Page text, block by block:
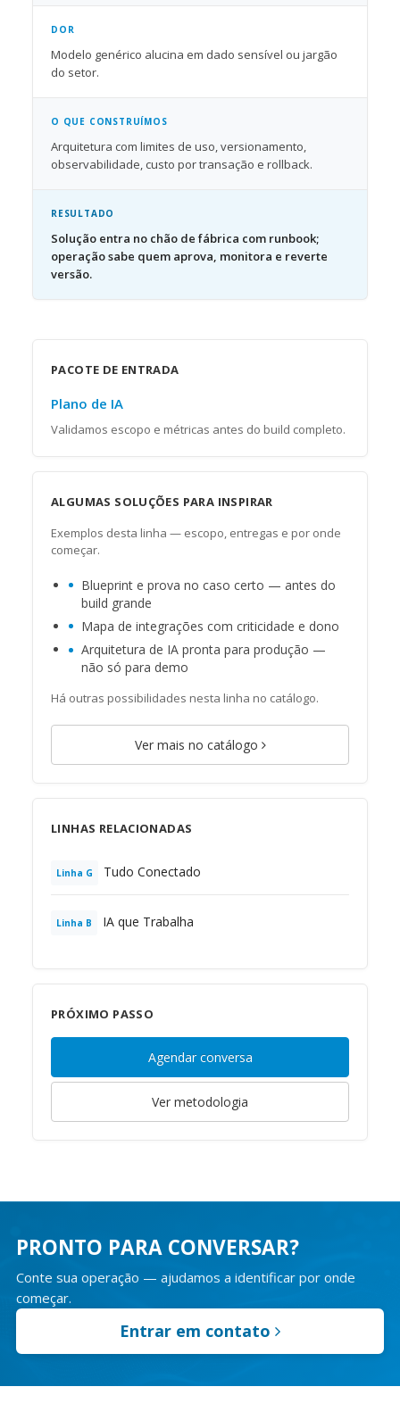
DOR
Modelo genérico alucina em dado sensível ou jargão
do setor.
O QUE CONSTRUÍMOS
Arquitetura com limites de uso, versionamento,
observabilidade, custo por transação e rollback.
RESULTADO
Solução entra no chão de fábrica com runbook;
operação sabe quem aprova, monitora e reverte
versão.
PACOTE DE ENTRADA
Plano de IA
Validamos escopo e métricas antes do build completo.
ALGUMAS SOLUÇÕES PARA INSPIRAR
Exemplos desta linha — escopo, entregas e por onde
começar.
Blueprint e prova no caso certo — antes do
build grande
Mapa de integrações com criticidade e dono
Arquitetura de IA pronta para produção —
não só para demo
Há outras possibilidades nesta linha no catálogo.
Ver mais no catálogo
LINHAS RELACIONADAS
Linha G Tudo Conectado
Linha B IA que Trabalha
PRÓXIMO PASSO
Agendar conversa
Ver metodologia
PRONTO PARA CONVERSAR?
Conte sua operação — ajudamos a identificar por onde
começar.
Entrar em contato